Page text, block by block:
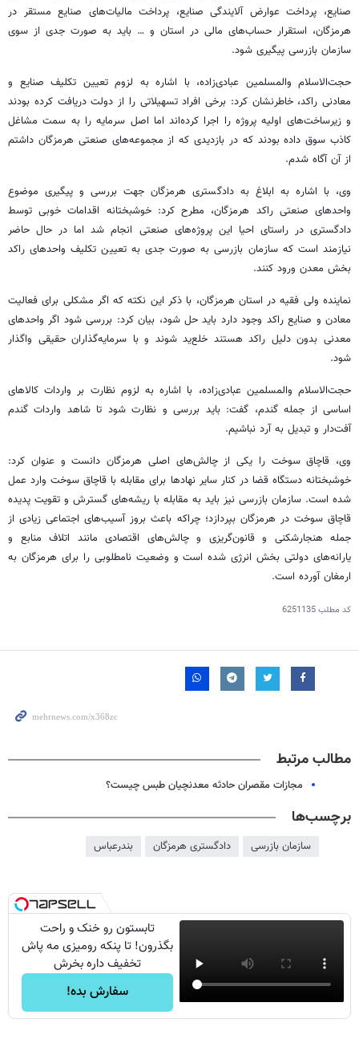
صنایع، پرداخت عوارض آلایندگی صنایع، پرداخت مالیات‌های صنایع مستقر در
هرمزگان، استقرار حساب‌های مالی در استان و … باید به صورت جدی از سوی
سازمان بازرسی پیگیری شود.
حجت‌الاسلام والمسلمین عبادی‌زاده، با اشاره به لزوم تعیین تکلیف صنایع و
معادنی راکد، خاطرنشان کرد: برخی افراد تسهیلاتی را از دولت دریافت کرده بودند
و زیرساخت‌های اولیه پروژه را اجرا کرده‌اند اما اصل سرمایه را به سمت مشاغل
کاذب سوق داده بودند که در بازدیدی که از مجموعه‌های صنعتی هرمزگان داشتم
از آن آگاه شدم.
وی، با اشاره به ابلاغ به دادگستری هرمزگان جهت بررسی و پیگیری موضوع
واحدهای صنعتی راکد هرمزگان، مطرح کرد: خوشبختانه اقدامات خوبی توسط
دادگستری در راستای احیا این پروژه‌های صنعتی انجام شد اما در حال حاضر
نیازمند است که سازمان بازرسی به صورت جدی به تعیین تکلیف واحدهای راکد
بخش معدن ورود کنند.
نماینده ولی فقیه در استان هرمزگان، با ذکر این نکته که اگر مشکلی برای فعالیت
معادن و صنایع راکد وجود دارد باید حل شود، بیان کرد: بررسی شود اگر واحدهای
معدنی بدون دلیل راکد هستند خلع‌ید شوند و با سرمایه‌گذاران حقیقی واگذار
شود.
حجت‌الاسلام والمسلمین عبادی‌زاده، با اشاره به لزوم نظارت بر واردات کالاهای
اساسی از جمله گندم، گفت: باید بررسی و نظارت شود تا شاهد واردات گندم
آفت‌دار و تبدیل به آرد نباشیم‌.
وی، قاچاق سوخت را یکی از چالش‌های اصلی هرمزگان دانست و عنوان کرد:
خوشبختانه دستگاه قضا در کنار سایر نهادها برای مقابله با قاچاق سوخت وارد عمل
شده است. سازمان بازرسی نیز باید به مقابله با ریشه‌های گسترش و تقویت پدیده
قاچاق سوخت در هرمزگان بپردازد؛ چراکه باعث بروز آسیب‌های اجتماعی زیادی از
جمله هنجارشکنی و قانون‌گریزی و چالش‌های اقتصادی مانند اتلاف منابع و
یارانه‌های دولتی بخش انرژی شده است و وضعیت نامطلوبی را برای هرمزگان به
ارمغان آورده است.
کد مطلب6251135
مطالب مرتبط
مجازات مقصران حادثه معدنچیان طبس چیست؟
برچسب‌ها
سازمان بازرسی دادگستری هرمزگان بندرعباس
تابستون رو خنک و راحت
بگذرون! تا پنکه رومیزی مه پاش
تخفیف داره بخرش
سفارش بده!